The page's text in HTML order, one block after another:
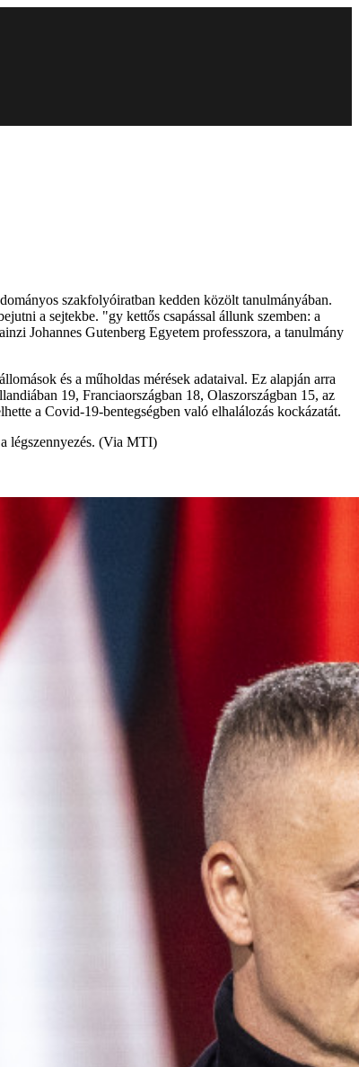
szakfolyóiratban kedden közölt tanulmányában.
a sejtekbe. "gy kettős csapással állunk szemben: a
Johannes Gutenberg Egyetem professzora, a tanulmány
és a műholdas mérések adataival. Ez alapján arra
19, Franciaországban 18, Olaszországban 15, az
a Covid-19-bentegségben való elhalálozás kockázatát.
légszennyezés. (Via MTI)